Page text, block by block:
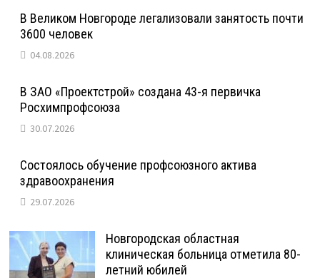
В Великом Новгороде легализовали занятость почти
3600 человек
04.08.2026
В ЗАО «Проектстрой» создана 43-я первичка
Росхимпрофсоюза
30.07.2026
Состоялось обучение профсоюзного актива
здравоохранения
29.07.2026
Новгородская областная
клиническая больница отметила 80-
летний юбилей